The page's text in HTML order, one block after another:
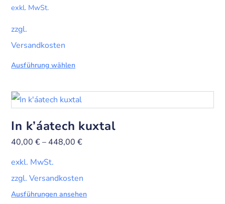
exkl. MwSt.
zzgl.
Versandkosten
Ausführung wählen
In k’áatech kuxtal
40,00€– 448,00€
exkl. MwSt.
zzgl. Versandkosten
Ausführungen ansehen